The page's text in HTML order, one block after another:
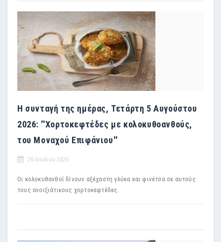
Η συνταγή της ημέρας, Τετάρτη 5 Αυγούστου
2026: ''Χορτοκεφτέδες με κολοκυθοανθούς,
του Μοναχού Επιφάνιου''
26 Ιουλίου 2026
Οι κολοκυθανθοί δίνουν αξέχαστη γλύκα και φινέτσα σε αυτούς
τους ανοιξιάτικους χορτοκεφτέδες.